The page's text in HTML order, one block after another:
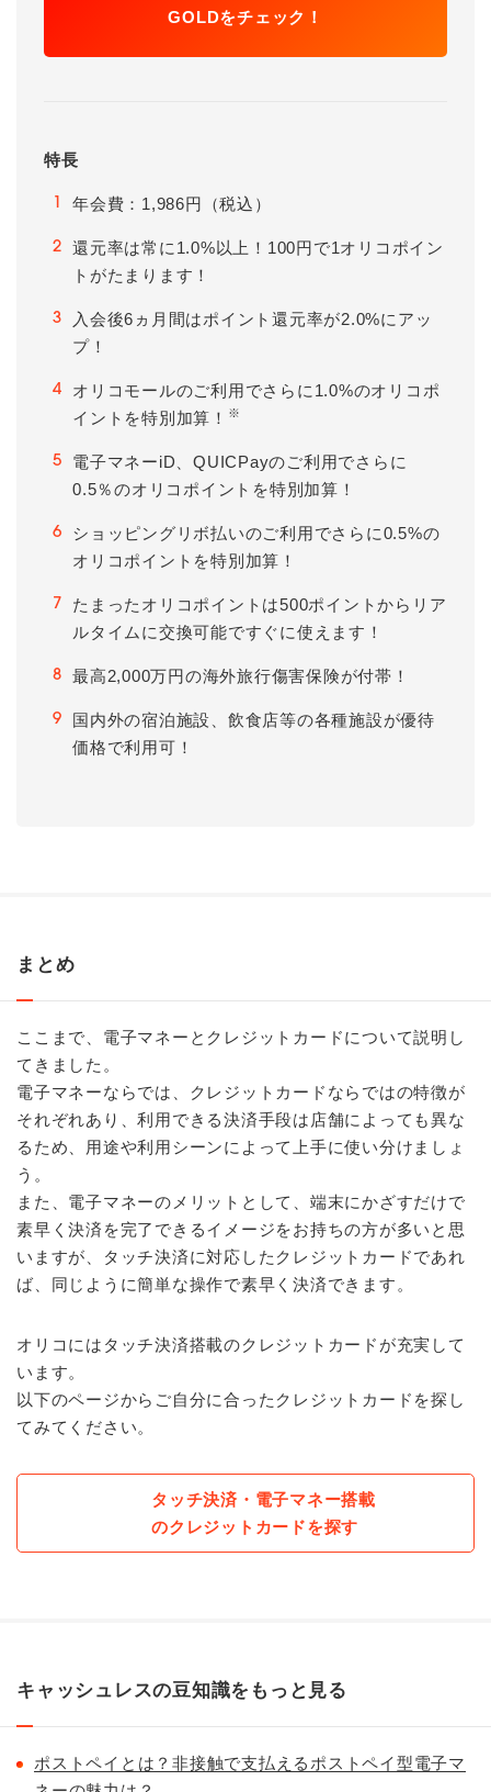
GOLDをチェック！
特長
1 年会費：1,986円（税込）
2
還元率は常に1.0%以上！100円で1オリコポイン
トがたまります！
3
入会後6ヵ月間はポイント還元率が2.0%にアッ
プ！
4
オリコモールのご利用でさらに1.0%のオリコポ
イントを特別加算！
※
5
電子マネーiD、QUICPayのご利用でさらに
0.5％のオリコポイントを特別加算！
6
ショッピングリボ払いのご利用でさらに0.5%の
オリコポイントを特別加算！
7
たまったオリコポイントは500ポイントからリア
ルタイムに交換可能ですぐに使えます！
8 最高2,000万円の海外旅行傷害保険が付帯！
9
国内外の宿泊施設、飲食店等の各種施設が優待
価格で利用可！
まとめ
ここまで、電子マネーとクレジットカードについて説明し
てきました。
電子マネーならでは、クレジットカードならではの特徴が
それぞれあり、利用できる決済手段は店舗によっても異な
るため、用途や利用シーンによって上手に使い分けましょ
う。
また、電子マネーのメリットとして、端末にかざすだけで
素早く決済を完了できるイメージをお持ちの方が多いと思
いますが、タッチ決済に対応したクレジットカードであれ
ば、同じように簡単な操作で素早く決済できます。
オリコにはタッチ決済搭載のクレジットカードが充実して
います。
以下のページからご自分に合ったクレジットカードを探し
てみてください。
タッチ決済・電子マネー搭載
のクレジットカードを探す
キャッシュレスの豆知識をもっと見る
ポストペイとは？非接触で支払えるポストペイ型電子マ